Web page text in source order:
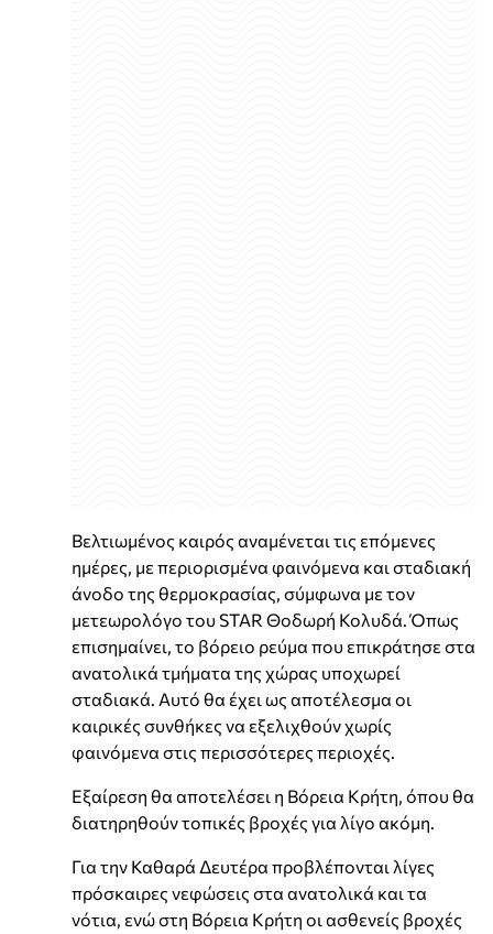
Βελτιωμένος καιρός αναμένεται τις επόμενες
ημέρες, με περιορισμένα φαινόμενα και σταδιακή
άνοδο της θερμοκρασίας, σύμφωνα με τον
μετεωρολόγο του STAR Θοδωρή Κολυδά. Όπως
επισημαίνει, το βόρειο ρεύμα που επικράτησε στα
ανατολικά τμήματα της χώρας υποχωρεί
σταδιακά. Αυτό θα έχει ως αποτέλεσμα οι
καιρικές συνθήκες να εξελιχθούν χωρίς
φαινόμενα στις περισσότερες περιοχές.
Εξαίρεση θα αποτελέσει η Βόρεια Κρήτη, όπου θα
διατηρηθούν τοπικές βροχές για λίγο ακόμη.
Για την Καθαρά Δευτέρα προβλέπονται λίγες
πρόσκαιρες νεφώσεις στα ανατολικά και τα
νότια, ενώ στη Βόρεια Κρήτη οι ασθενείς βροχές